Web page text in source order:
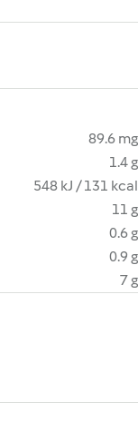
89.6 mg
1.4 g
548 kJ / 131 kcal
11 g
0.6 g
0.9 g
7 g